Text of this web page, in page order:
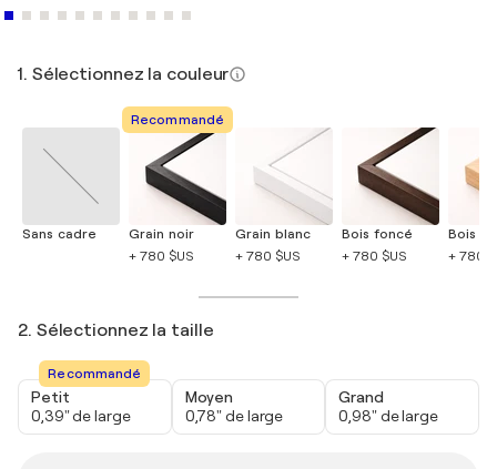
1. Sélectionnez la couleur
Sans cadre
Recommandé
Grain noir
+ 780 $US
Grain blanc
+ 780 $US
Bois foncé
+ 780 $US
Bois
+ 780
2. Sélectionnez la taille
Recommandé
Petit
0,39" de large
Moyen
0,78" de large
Grand
0,98" de large